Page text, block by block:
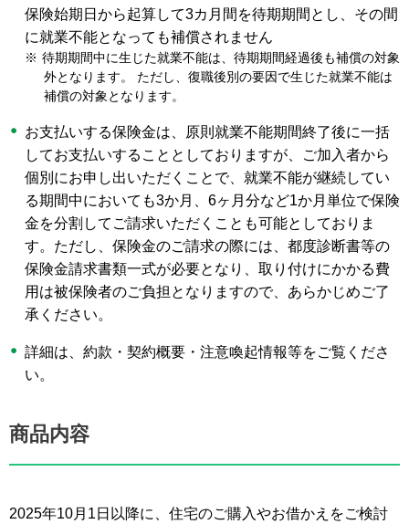
保険始期日から起算して3カ月間を待期期間とし、その間
に就業不能となっても補償されません
※ 待期期間中に生じた就業不能は、待期期間経過後も補償の対象
外となります。 ただし、復職後別の要因で生じた就業不能は
補償の対象となります。
お支払いする保険金は、原則就業不能期間終了後に一括
してお支払いすることとしておりますが、ご加入者から
個別にお申し出いただくことで、就業不能が継続してい
る期間中においても3か月、6ヶ月分など1か月単位で保険
金を分割してご請求いただくことも可能としておりま
す。ただし、保険金のご請求の際には、都度診断書等の
保険金請求書類一式が必要となり、取り付けにかかる費
用は被保険者のご負担となりますので、あらかじめご了
承ください。
詳細は、約款・契約概要・注意喚起情報等をご覧くださ
い。
商品内容
2025年10月1日以降に、住宅のご購入やお借かえをご検討